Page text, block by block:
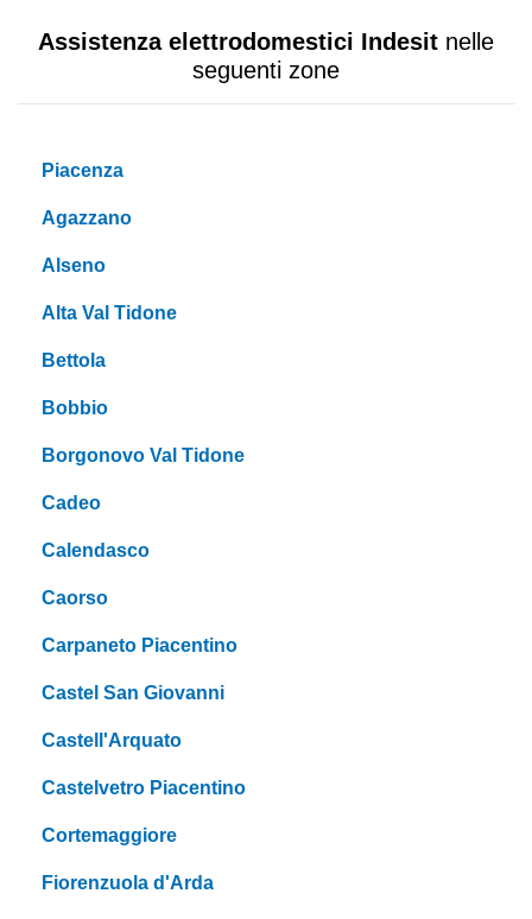
Assistenza elettrodomestici Indesit nelle
seguenti zone
Piacenza
Agazzano
Alseno
Alta Val Tidone
Bettola
Bobbio
Borgonovo Val Tidone
Cadeo
Calendasco
Caorso
Carpaneto Piacentino
Castel San Giovanni
Castell'Arquato
Castelvetro Piacentino
Cortemaggiore
Fiorenzuola d'Arda